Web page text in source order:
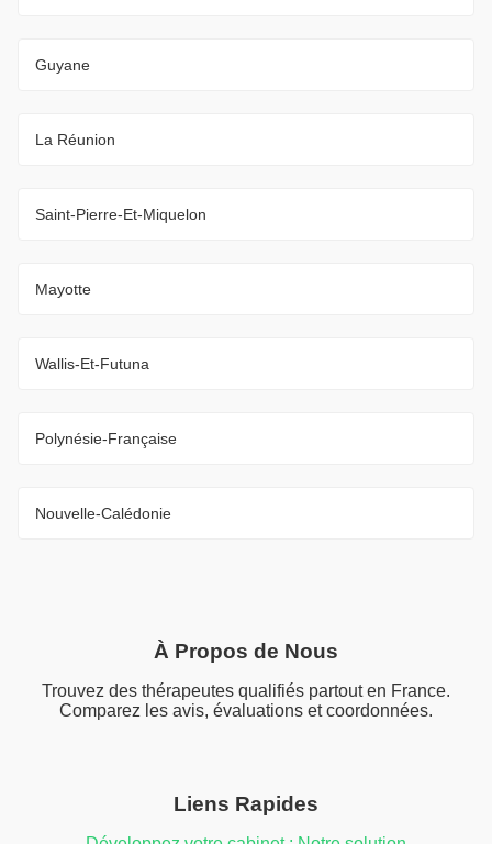
Guyane
La Réunion
Saint-Pierre-Et-Miquelon
Mayotte
Wallis-Et-Futuna
Polynésie-Française
Nouvelle-Calédonie
À Propos de Nous
Trouvez des thérapeutes qualifiés partout en France.
Comparez les avis, évaluations et coordonnées.
Liens Rapides